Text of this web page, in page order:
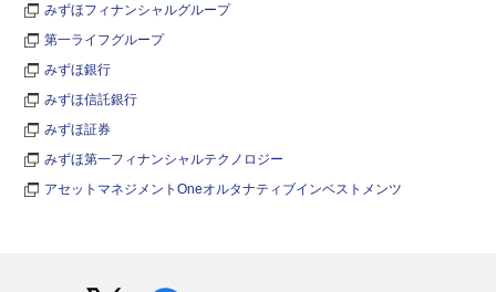
みずほフィナンシャルグループ
第一ライフグループ
みずほ銀行
みずほ信託銀行
みずほ証券
みずほ第一フィナンシャルテクノロジー
アセットマネジメントOneオルタナティブインベストメンツ